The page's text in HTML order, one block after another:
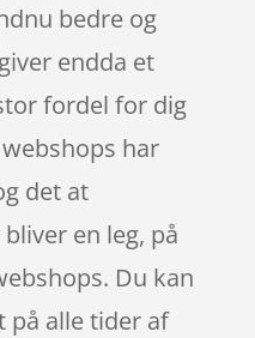
bedre og
endda et
fordel for dig
har
det at
en leg, på
Du kan
på alle tider af